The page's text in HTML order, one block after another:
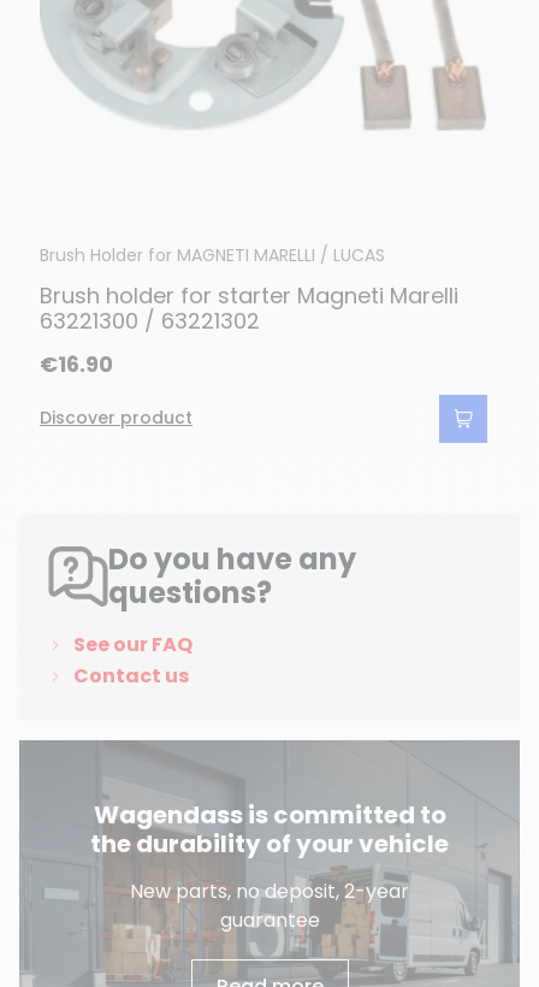
Brush Holder for MAGNETI MARELLI / LUCAS
Brush holder for starter Magneti Marelli
63221300 / 63221302
€16.90
Discover product
Do you have any
questions?
See our FAQ
Contact us
Wagendass is committed to
the durability of your vehicle
New parts, no deposit, 2-year
guarantee